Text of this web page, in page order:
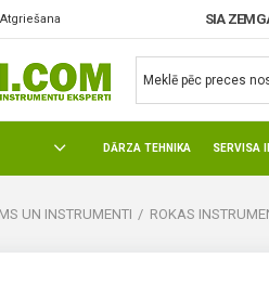
Atgriešana SIA
DĀRZA TEHNIKA SERVISA
UN INSTRUMENTI ROKAS